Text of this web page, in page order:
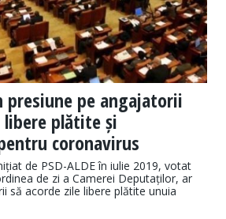
presiune pe angajatorii
plătite și
coronavirus
de PSD-ALDE în iulie 2019, votat
de zi a Camerei Deputaților, ar
să acorde zile libere plătite unuia